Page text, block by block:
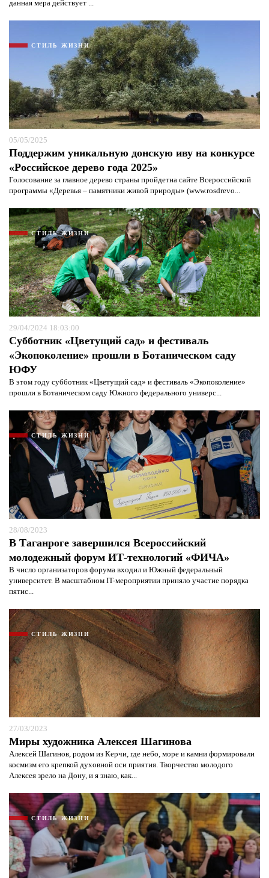
данная мера действует ...
СТИЛЬ ЖИЗНИ
05/05/2025
Поддержим уникальную донскую иву на конкурсе
«Российское дерево года 2025»
Голосование за главное дерево страны пройдетна сайте Всероссийской
программы «Деревья – памятники живой природы» (www.rosdrevo...
СТИЛЬ ЖИЗНИ
29/04/2024 18:03:00
Субботник «Цветущий сад» и фестиваль
«Экопоколение» прошли в Ботаническом саду
ЮФУ
В этом году субботник «Цветущий сад» и фестиваль «Экопоколение»
прошли в Ботаническом саду Южного федерального универс...
СТИЛЬ ЖИЗНИ
28/08/2023
В Таганроге завершился Всероссийский
молодежный форум ИТ-технологий «ФИЧА»
В число организаторов форума входил и Южный федеральный
университет. В масштабном IT-мероприятии приняло участие порядка
пятис...
СТИЛЬ ЖИЗНИ
27/03/2023
Миры художника Алексея Шагинова
Алексей Шагинов, родом из Керчи, где небо, море и камни формировали
космизм его крепкой духовной оси приятия. Творчество молодого
Алексея зрело на Дону, и я знаю, как...
СТИЛЬ ЖИЗНИ
Я согласен с политикой конфиденциальности и